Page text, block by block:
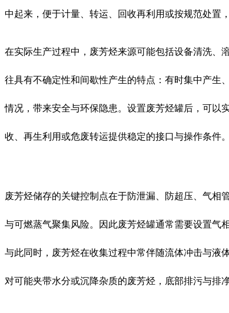
中起来，便于计量、转运、回收再利用或按规范处置
在实际生产过程中，废芳烃来源可能包括设备清洗、
往具有不确定性和间歇性产生的特点：有时集中产生
情况，带来安全与环保隐患。设置废芳烃罐后，可以
收、再生利用或危废转运提供稳定的接口与操作条件。
废芳烃储存的关键控制点在于防泄漏、防超压、气
与可燃蒸气聚集风险。因此废芳烃罐通常需要设置气
与此同时，废芳烃在收集过程中常伴随流体冲击与液
对可能夹带水分或沉降杂质的废芳烃，底部排污与排